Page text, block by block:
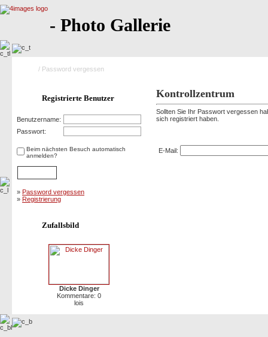
- Photo Gallerie
/ Password vergessen
Registrierte Benutzer
Benutzername:
Passwort:
Beim nächsten Besuch automatisch
anmelden?
» Password vergessen
» Registrierung
Zufallsbild
Dicke Dinger
Kommentare: 0
lois
Kontrollzentrum
Sollten Sie Ihr Passwort vergessen
sich registriert haben.
E-Mail: